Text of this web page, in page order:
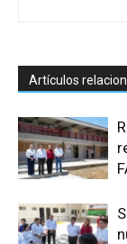
Artículos